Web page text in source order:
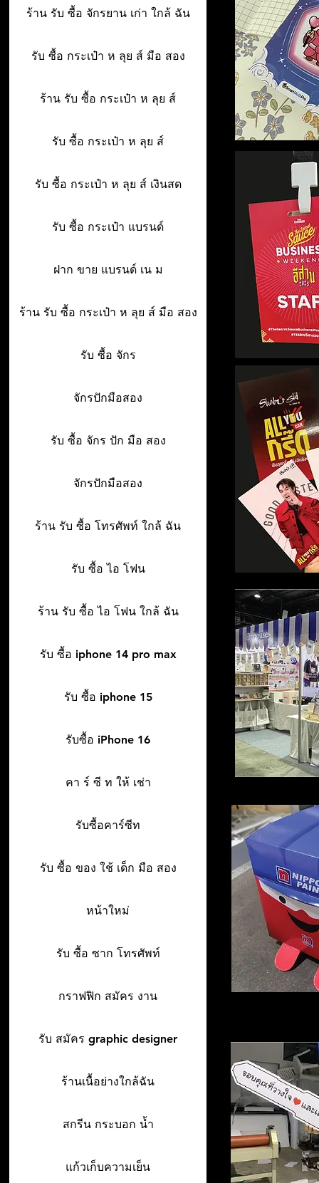
ร้าน รับ ซื้อ จักรยาน เก่า ใกล้ ฉัน
รับ ซื้อ กระเป๋า ห ลุย ส์ มือ สอง
ร้าน รับ ซื้อ กระเป๋า ห ลุย ส์
รับ ซื้อ กระเป๋า ห ลุย ส์
รับ ซื้อ กระเป๋า ห ลุย ส์ เงินสด
รับ ซื้อ กระเป๋า แบรนด์
ฝาก ขาย แบรนด์ เน ม
ร้าน รับ ซื้อ กระเป๋า ห ลุย ส์ มือ สอง
รับ ซื้อ จักร
จักรปักมือสอง
รับ ซื้อ จักร ปัก มือ สอง
จักรปักมือสอง
ร้าน รับ ซื้อ โทรศัพท์ ใกล้ ฉัน
รับ ซื้อ ไอ โฟน
ร้าน รับ ซื้อ ไอ โฟน ใกล้ ฉัน
รับ ซื้อ iphone 14 pro max
รับ ซื้อ iphone 15
รับซื้อ iPhone 16
คา ร์ ซี ท ให้ เช่า
รับซื้อคาร์ซีท
รับ ซื้อ ของ ใช้ เด็ก มือ สอง
หน้าใหม่
รับ ซื้อ ซาก โทรศัพท์
กราฟฟิก สมัคร งาน
รับ สมัคร graphic designer
ร้านเนื้อย่างใกล้ฉัน
สกรีน กระบอก น้ำ
แก้วเก็บความเย็น